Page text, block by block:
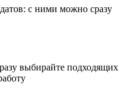
с ними можно сразу
выбирайте подходящих